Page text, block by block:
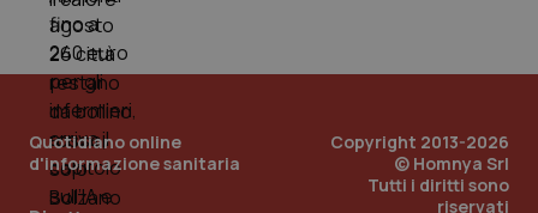
Quotidiano online
d'informazione sanitaria
Copyright 2013-2026
© Homnya Srl
Tutti i diritti sono
riservati